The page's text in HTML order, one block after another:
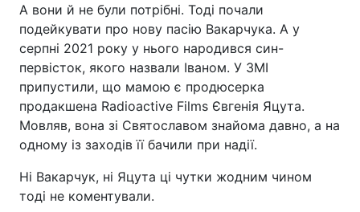
А вони й не були потрібні. Тоді почали
подейкувати про нову пасію Вакарчука. А у
серпні 2021 року у нього народився син-
первісток, якого назвали Іваном. У ЗМІ
припустили, що мамою є продюсерка
продакшена Radioactive Films Євгенія Яцута.
Мовляв, вона зі Святославом знайома давно, а на
одному із заходів її бачили при надії.
Ні Вакарчук, ні Яцута ці чутки жодним чином
тоді не коментували.